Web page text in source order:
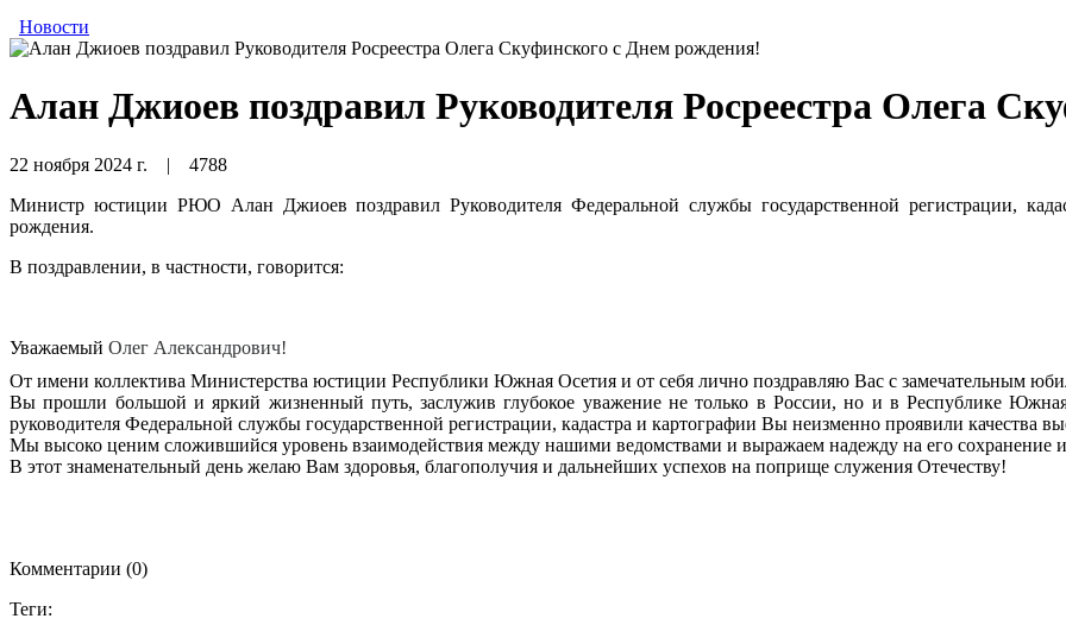
Новости
Алан Джиоев поздравил Руководителя Росреестра Олега
22 ноября 2024 г. | 4788
Министр юстиции РЮО Алан Джиоев поздравил Руководителя Федеральной службы государственной регистрации,
рождения.
В поздравлении, в частности, говорится:
Уважаемый Олег Александрович!
От имени коллектива Министерства юстиции Республики Южная Осетия и от себя лично поздравляю Вас с замечательным
Вы прошли большой и яркий жизненный путь, заслужив глубокое уважение не только в России, но и в Республике Южная
руководителя Федеральной службы государственной регистрации, кадастра и картографии Вы неизменно проявили качества
Мы высоко ценим сложившийся уровень взаимодействия между нашими ведомствами и выражаем надежду на его сохранение
В этот знаменательный день желаю Вам здоровья, благополучия и дальнейших успехов на поприще служения Отечеству!
Комментарии (0)
Теги: